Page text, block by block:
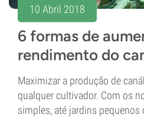
10 Abril 2018
6 formas de
rendimento do
Maximizar a produção de
qualquer cultivador. Com os
simples, até jardins pequenos